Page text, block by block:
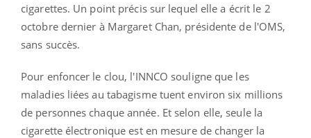
cigarettes. Un point précis sur lequel elle a écrit le 2
octobre dernier à Margaret Chan, présidente de l'OMS,
sans succès.
Pour enfoncer le clou, l'INNCO souligne que les
maladies liées au tabagisme tuent environ six millions
de personnes chaque année. Et selon elle, seule la
cigarette électronique est en mesure de changer la